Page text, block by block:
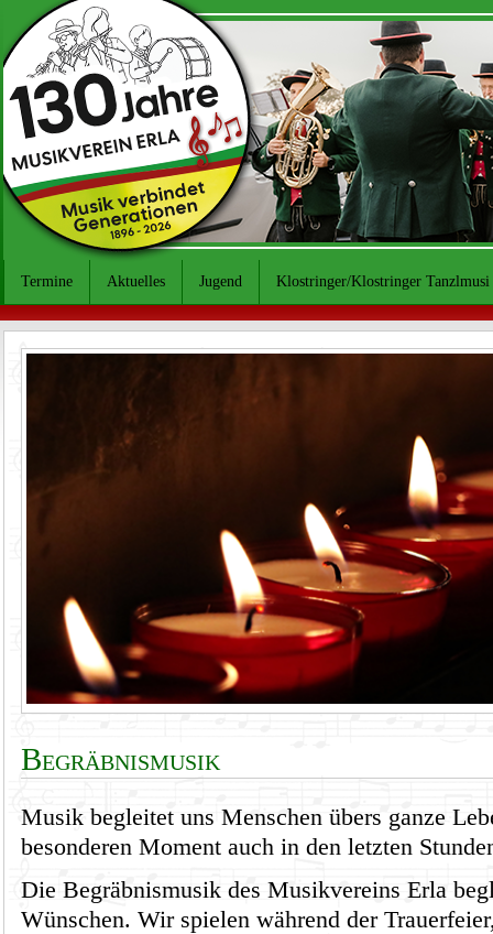
Termine Aktuelles Jugend Klostringer/Klostringer Tanzlmusi
Begräbnismusik
Musik begleitet uns Menschen übers ganze
besonderen Moment auch in den letzten
Die Begräbnismusik des Musikvereins Erla
Wünschen. Wir spielen während der